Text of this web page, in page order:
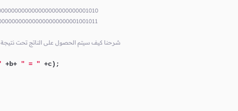
// شرحنا كيف سيتم الحصول على الناتج تحت
+b+ " = " +c);